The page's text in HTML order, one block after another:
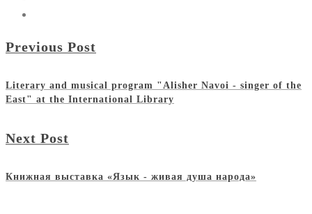
Previous Post
Literary and musical program "Alisher Navoi - singer of the
East" at the International Library
Next Post
Книжная выставка «Язык - живая душа народа»